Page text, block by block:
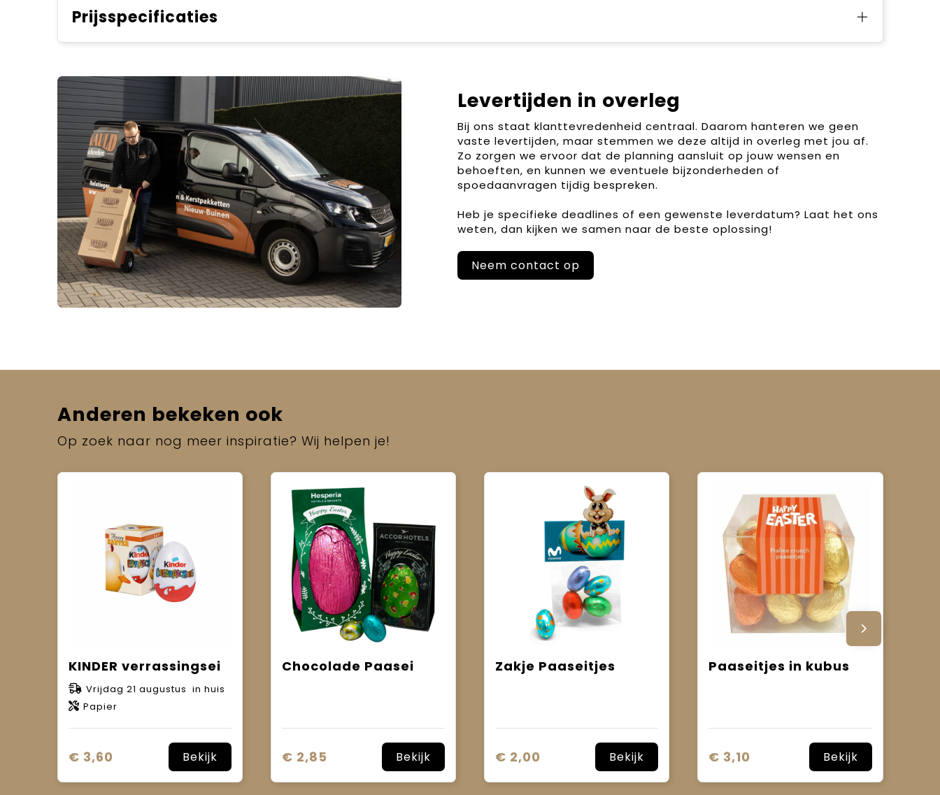
Prijsspecificaties
Levertijden in overleg
Bij ons staat klanttevredenheid centraal. Daarom hanteren we geen
vaste levertijden, maar stemmen we deze altijd in overleg met jou af.
Zo zorgen we ervoor dat de planning aansluit op jouw wensen en
behoeften, en kunnen we eventuele bijzonderheden of
spoedaanvragen tijdig bespreken.
Heb je specifieke deadlines of een gewenste leverdatum? Laat het ons
weten, dan kijken we samen naar de beste oplossing!
Neem contact op
Anderen bekeken ook
Op zoek naar nog meer inspiratie? Wij helpen je!
KINDER verrassingsei
Vrijdag 21 augustus in huis
Papier
€ 3,60 Bekijk
Chocolade Paasei
€ 2,85 Bekijk
Zakje Paaseitjes
€ 2,00 Bekijk
Paaseitjes in kubus
€ 3,10 Bekijk